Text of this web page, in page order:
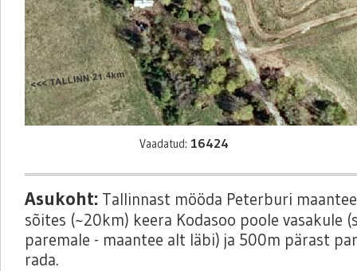
Vaadatud: 16424
Asukoht: Tallinnast mööda Peterburi
sõites (~20km) keera Kodasoo poole vasakule
paremale - maantee alt läbi) ja 500m pärast
rada.